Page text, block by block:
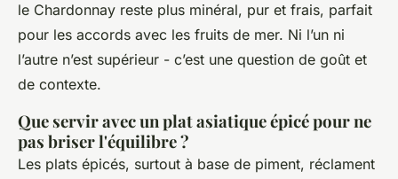
le Chardonnay reste plus minéral, pur et frais, parfait
pour les accords avec les fruits de mer. Ni l’un ni
l’autre n’est supérieur - c’est une question de goût et
de contexte.
Que servir avec un plat asiatique épicé pour ne
pas briser l'équilibre ?
Les plats épicés, surtout à base de piment, réclament